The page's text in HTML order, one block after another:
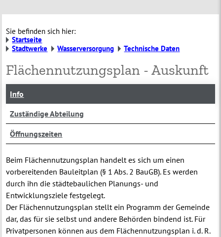
Sie befinden sich hier:
Startseite
Stadtwerke
Wasserversorgung Technische Daten
Flächennutzungsplan - Auskunft
Info
Zuständige Abteilung
Öffnungszeiten
Beim Flächennutzungsplan handelt es sich um einen
vorbereitenden Bauleitplan (§ 1 Abs. 2 BauGB). Es werden
durch ihn die städtebaulichen Planungs- und
Entwicklungsziele festgelegt.
Der Flächennutzungsplan stellt ein Programm der Gemeinde
dar, das für sie selbst und andere Behörden bindend ist. Für
Privatpersonen können aus dem Flächennutzungsplan i. d. R.